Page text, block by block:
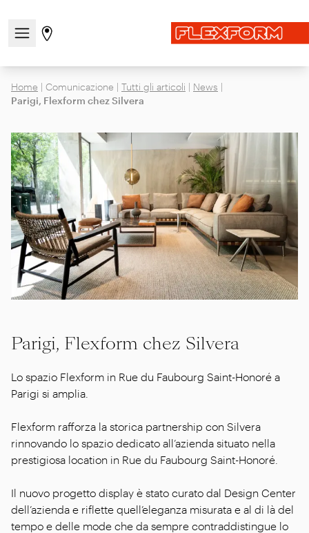
Apri/chiudi il menu di navigazione
Vai alla pagina degli stores
Home | Comunicazione | Tutti gli articoli | News |
Parigi, Flexform chez Silvera
Parigi, Flexform chez Silvera
Lo spazio Flexform in Rue du Faubourg Saint-Honoré a
Parigi si amplia.
Flexform rafforza la storica partnership con Silvera
rinnovando lo spazio dedicato all’azienda situato nella
prestigiosa location in Rue du Faubourg Saint-Honoré.
Il nuovo progetto display è stato curato dal Design Center
dell’azienda e riflette quell’eleganza misurata e al di là del
tempo e delle mode che da sempre contraddistingue lo